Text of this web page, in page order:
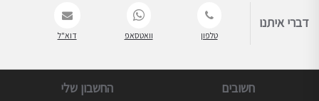
דברי איתנו
טלפון וואטסאפ דוא"ל
חשובים החשבון שלי